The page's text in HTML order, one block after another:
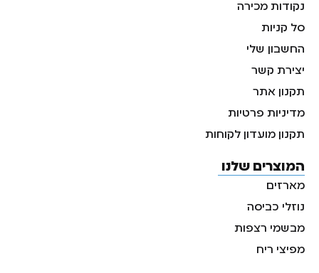
נקודות מכירה
סל קניות
החשבון שלי
יצירת קשר
תקנון אתר
מדיניות פרטיות
תקנון מועדון לקוחות
המוצרים שלנו
מארזים
נוזלי כביסה
מבשמי רצפות
מפיצי ריח